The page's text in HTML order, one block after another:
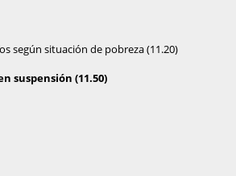
según situación de pobreza (11.20)
suspensión (11.50)